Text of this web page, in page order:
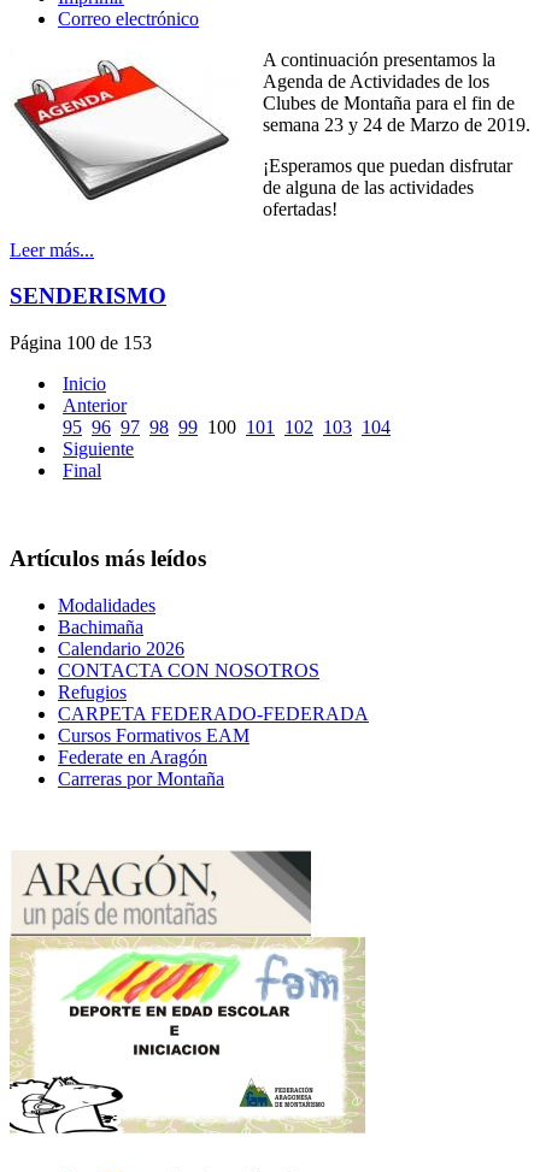
Correo electrónico
A continuación presentamos la
Agenda de Actividades de los
Clubes de Montaña para el fin de
semana 23 y 24 de Marzo de 2019.
¡Esperamos que puedan disfrutar
de alguna de las actividades
ofertadas!
Leer más...
SENDERISMO
Página 100 de 153
Inicio
Anterior
95 96 97 98 99 100 101 102 103 104
Siguiente
Final
Artículos más leídos
Modalidades
Bachimaña
Calendario 2026
CONTACTA CON NOSOTROS
Refugios
CARPETA FEDERADO-FEDERADA
Cursos Formativos EAM
Federate en Aragón
Carreras por Montaña